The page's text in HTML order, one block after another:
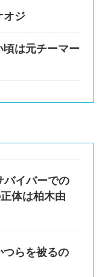
オジ
は元チーマー
バイバーでの
体は柏木由
つらを被るの